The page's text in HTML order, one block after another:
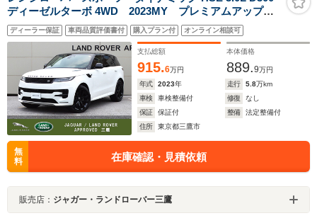
ディーゼルターボ 4WD 2023MY プレミアムアップグ
レードインテリアパック 23インチグロスブラックAW
スライディングパノラミック ブラックエクステリアパ
ック ブラックコントラストルーフ コンフィギュラ
ブルプログラム
ディーラー保証 車両品質評価書付 購入プラン付 オンライン相談可
支払総額
915.6万円
本体価格
889.9万円
年式
2023年 走行 5.8万km
車検
車検整備付 修復
なし
保証
保証付 整備
法定整備付
住所
東京都三鷹市
無
料
在庫確認・見積依頼
販売店： ジャガー・ランドローバー三鷹